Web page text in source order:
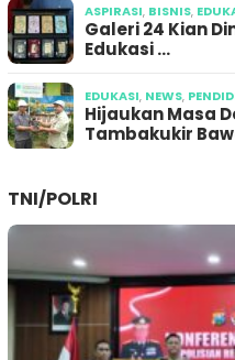
ASPIRASI, BISNIS,
Galeri 24 Kian
Edukasi …
EDUKASI, NEWS,
Hijaukan Masa
Tambakukir
TNI/POLRI